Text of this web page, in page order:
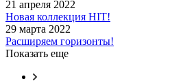
21 апреля 2022
Новая коллекция HIT!
29 марта 2022
Расширяем горизонты!
Показать еще